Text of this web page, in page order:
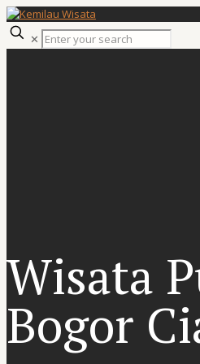
✕
Wisata
Bogor